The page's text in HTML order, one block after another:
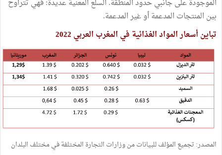
الموجودة على جانبي حدود المنطقة. السلع المعنية عديدة: فهي تتراوح
بين المنتجات المدعمة أو غير المدعمة.
تباين أسعار المواد الغذائية في المغرب العربي 2022
المصدر: تجميع المؤلف للبيانات من وزارات التجارة المختلفة في مختلف البلدان